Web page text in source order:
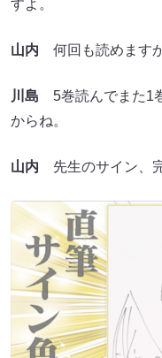
すよ。
山内 何回も読めます
川島 5巻読んでまた1
からね。
山内 先生のサイン、